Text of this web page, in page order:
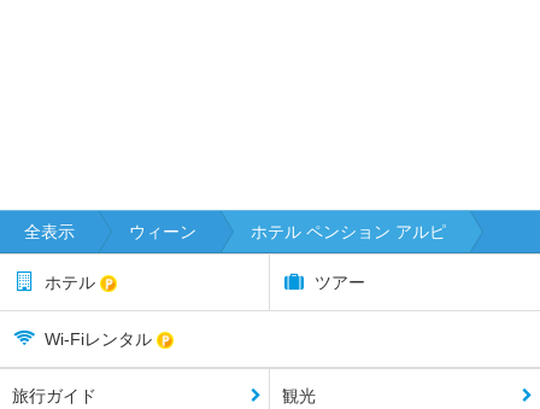
全表示 ウィーン ホテル ペンション アルピ
ホテル ツアー
Wi-Fiレンタル
旅行ガイド 観光